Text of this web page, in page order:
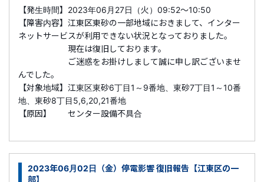
【発生時間】2023年06月27日（火）09:52～10:50
【障害内容】江東区東砂の一部地域におきまして、インター
ネットサービスが利用できない状況となっておりました。
現在は復旧しております。
ご迷惑をお掛けしまして誠に申し訳ございませ
んでした。
【対象地域】江東区東砂6丁目1～9番地、東砂7丁目1～10番
地、東砂8丁目5,6,20,21番地
【原因】 センター設備不具合
2023年06月02日（金）停電影響 復旧報告【江東区の一
部】